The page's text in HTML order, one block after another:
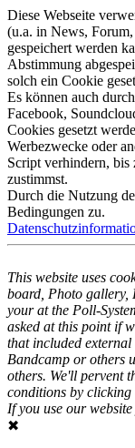
Diese Webseite
(u.a. in News,
gespeichert werden
Abstimmung
solch ein Cookie
Es können auch
Facebook,
Cookies gesetzt
Werbezwecke oder
Script verhindern, bis
zustimmst.
Durch die Nutzung
Bedingungen zu.
This website uses
board, Photo gallery,
your at the Poll-
asked at this point if
that included external
Bandcamp or others
others. We'll pervent
conditions by clicking
If you use our
✖